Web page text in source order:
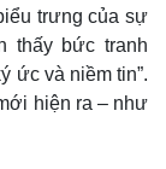
trưng của sự
thấy bức tranh
ức và niềm tin”.
hiện ra – như